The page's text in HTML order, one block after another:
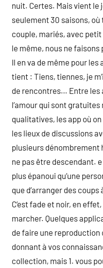
nuit. Certes. Mais vient le
seulement 30 saisons,
couple, mariés, avec
le même, nous ne
Il en va de même pour les
tient : Tiens, tiennes, je
de rencontres… Entre les
l’amour qui sont
qualitatives, les app où
les lieux de discussions
plusieurs dénombrement
ne pas être descendant. e
plus épanoui qu’une
que d’arranger des
C’est fade et noir, en
marcher. Quelques
de faire une
donnant à vos
collection, mais 1. vous